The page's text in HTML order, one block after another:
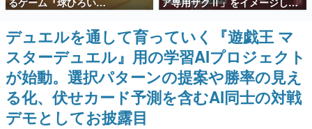
事をまとめました。
ゲームの企画書
名作ゲームクリエイターの方々に製作時のエピソードをお
聞きし、ヒットする企画（ゲーム）とは何か？を探ってい
きます。
赫本
この物語を解いてはいけない。『赫本』は、〈試験問題〉
の形をした短編ホラー小説集です。
Simulator』が「1件」のウィッ
シュリストをもとにチェコ語に
対応しSNSで話題に。『キング
ダム・カム』開発元やチェコの
プロ野球選手から称賛の声
散水ホースリールが予約開始。
本体にはシャアのパーソナルマ
ークやジオン公国軍のエンブレ
ム、型式番号などを配置
デュエルを通して育っていく『遊戯王 マ
スターデュエル』用の学習AIプロジェクト
が始動。選択パターンの提案や勝率の見え
る化、伏せカード予測を含むAI同士の対戦
デモとしてお披露目